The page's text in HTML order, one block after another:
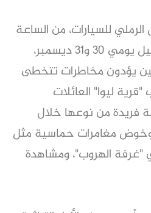
للسيارات، من الساعة
6 مساءً حتى منتصف الليل يومي 30 و31 ديسمبر،
يؤدون مخاطرات تتخطى
ليوا" العائلات
فريدة من نوعها خلال
وخوض مغامرات حماسية مثل
"غرفة الهروب"، ومشاهدة